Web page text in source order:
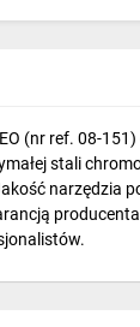
(nr ref. 08-
stali
narzędzia